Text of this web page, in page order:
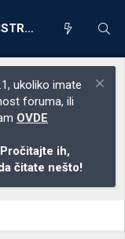
REGISTRACIJA
ukoliko imate
foruma, ili
OVDE
Pročitajte ih,
čitate nešto!